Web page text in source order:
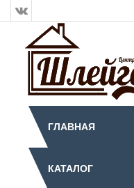
ГЛАВНАЯ
КАТАЛОГ